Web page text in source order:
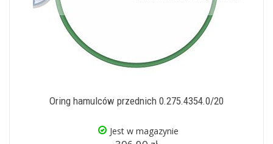
Oring hamulców przednich 0.275.4354.0/20
Jest w magazynie